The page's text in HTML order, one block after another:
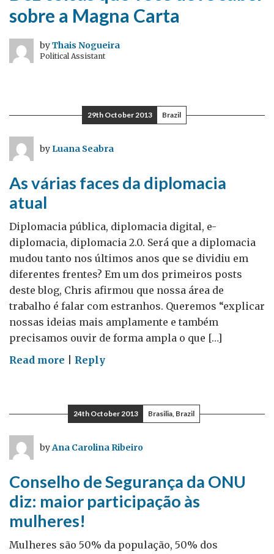
sobre a Magna Carta
byThais Nogueira
Political Assistant
29th October 2013 Brazil
by Luana Seabra
As várias faces da diplomacia
atual
Diplomacia pública, diplomacia digital, e-
diplomacia, diplomacia 2.0. Será que a diplomacia
mudou tanto nos últimos anos que se dividiu em
diferentes frentes? Em um dos primeiros posts
deste blog, Chris afirmou que nossa área de
trabalho é falar com estranhos. Queremos “explicar
nossas ideias mais amplamente e também
precisamos ouvir de forma ampla o que […]
Read more on
faces
da
Reply
24th October 2013 Brasilia, Brazil
byAna Carolina Ribeiro
Conselho de Segurança da ONU
diz: maior participação às
mulheres!
Mulheres são 50% da população, 50% dos